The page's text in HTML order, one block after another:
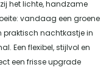
het lichte, handzame
vandaag een groene
praktisch nachtkastje in
Een flexibel, stijlvol en
een frisse upgrade